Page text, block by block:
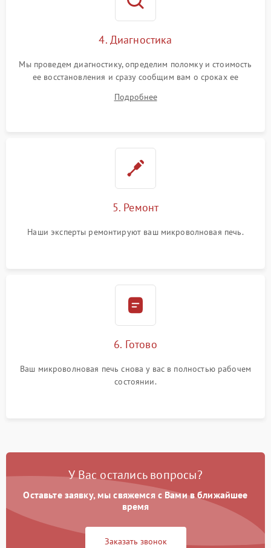
4. Диагностика
Мы проведем диагностику, определим поломку и стоимость
ее восстановления и сразу сообщим вам о сроках ее
Подробнее
5. Ремонт
Наши эксперты ремонтируют ваш микроволновая печь.
6. Готово
Ваш микроволновая печь снова у вас в полностью рабочем
состоянии.
У Вас остались вопросы?
Оставьте заявку, мы свяжемся с Вами в ближайшее
время
Заказать звонок